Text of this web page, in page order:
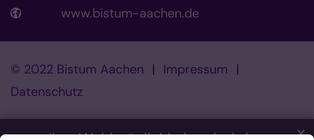
✕
www.bistum-aachen.de
© 2022 Bistum Aachen
Impressum
Datenschutz